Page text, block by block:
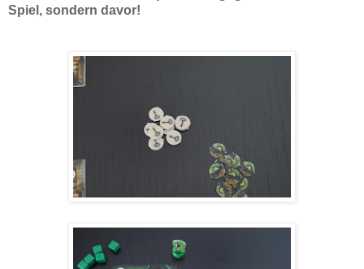
Spiel, sondern davor!